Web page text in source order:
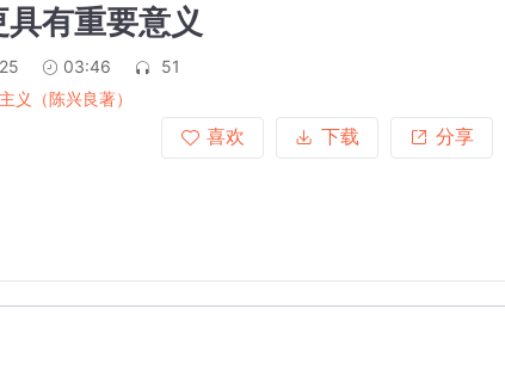
有重要意义
03:46
51
义（陈兴良著）
喜欢
下载 分享